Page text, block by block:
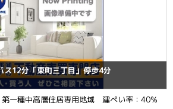
ス12分「東町三丁目」停歩4分
一種中高層住居専用地域 建ぺい率：40％